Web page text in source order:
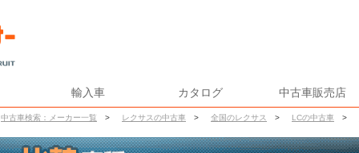
輸入車 カタログ 中古車販売店
中古車検索：メーカー一覧 > レクサスの中古車 > 全国のレクサス > LCの中古車 >